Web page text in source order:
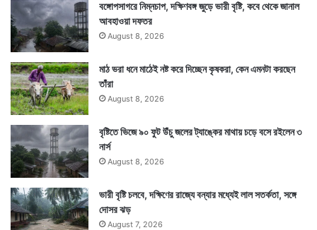
বঙ্গোপসাগরে নিম্নচাপ, দক্ষিণবঙ্গ জুড়ে ভারী বৃষ্টি, কবে থেকে জানাল
আবহাওয়া দফতর
August 8, 2026
মাঠ ভরা ধনে মাঠেই নষ্ট করে দিচ্ছেন কৃষকরা, কেন এমনটা করছেন
তাঁরা
August 8, 2026
বৃষ্টিতে ভিজে ৯০ ফুট উঁচু জলের ট্যাঙ্কের মাথায় চড়ে বসে রইলেন ৩
নার্স
August 8, 2026
ভারী বৃষ্টি চলবে, দক্ষিণের রাজ্যে বন্যার মধ্যেই লাল সতর্কতা, সঙ্গে
দোসর ঝড়
August 7, 2026